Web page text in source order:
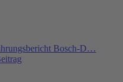
Bosch-D…